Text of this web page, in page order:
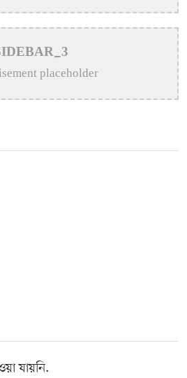
Outrage After Trump White
of Different Touch Vocalist
placeholder
যায়নি.